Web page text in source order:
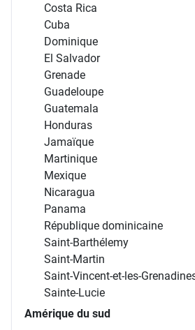
Costa Rica
Cuba
Dominique
El Salvador
Grenade
Guadeloupe
Guatemala
Honduras
Jamaïque
Martinique
Mexique
Nicaragua
Panama
République dominicaine
Saint-Barthélemy
Saint-Martin
Saint-Vincent-et-les-
Sainte-Lucie
Amérique du sud